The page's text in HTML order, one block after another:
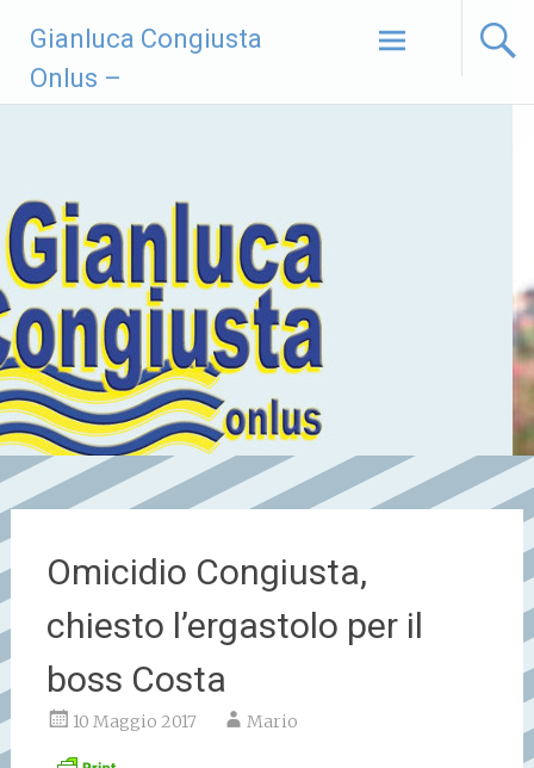
contenuto
Gianluca Congiusta
Onlus –
Omicidio Congiusta,
chiesto l’ergastolo per il
boss Costa
10 Maggio 2017 Mario